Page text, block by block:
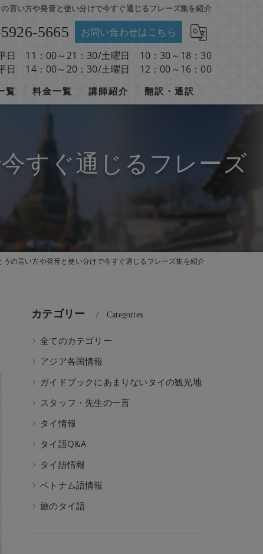
言い方や発音と使い分けで今すぐ通じるフレーズ集を紹介
5665
お問い合わせはこちら
日 11：00～21：30/土曜日 10：30～18：30
日 14：00～20：30/土曜日 12：00～16：00
覧 料金一覧 講師紹介 翻訳・通訳
すぐ通じるフレーズ
うの言い方や発音と使い分けで今すぐ通じるフレーズ集を紹介
カテゴリー Categories
全てのカテゴリー
アジア各国情報
ガイドブックにあまりないタイの観光地
スタッフ・先生の一言
タイ情報
タイ語Q&A
タイ語情報
ベトナム語情報
旅のタイ語